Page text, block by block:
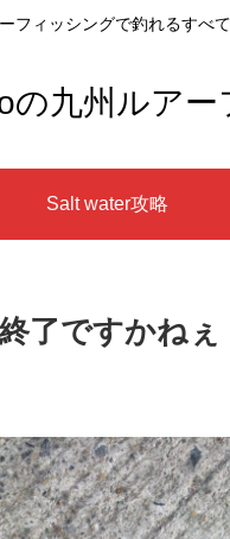
フィッシングで釣れるすべ
の九州ルア
Salt water攻略
了ですかねぇ